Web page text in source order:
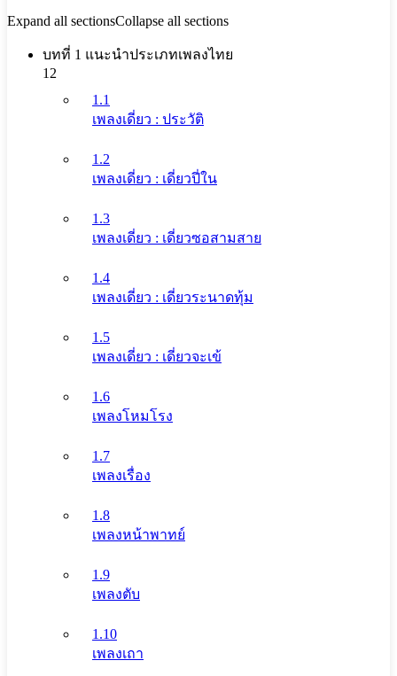
Expand all sectionsCollapse all sections
บทที่ 1 แนะนำประเภทเพลงไทย
12
1.1
เพลงเดี่ยว : ประวัติ
1.2
เพลงเดี่ยว : เดี่ยวปี่ใน
1.3
เพลงเดี่ยว : เดี่ยวซอสามสาย
1.4
เพลงเดี่ยว : เดี่ยวระนาดทุ้ม
1.5
เพลงเดี่ยว : เดี่ยวจะเข้
1.6
เพลงโหมโรง
1.7
เพลงเรื่อง
1.8
เพลงหน้าพาทย์
1.9
เพลงตับ
1.10
เพลงเถา